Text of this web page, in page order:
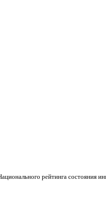
рейтинга состояния